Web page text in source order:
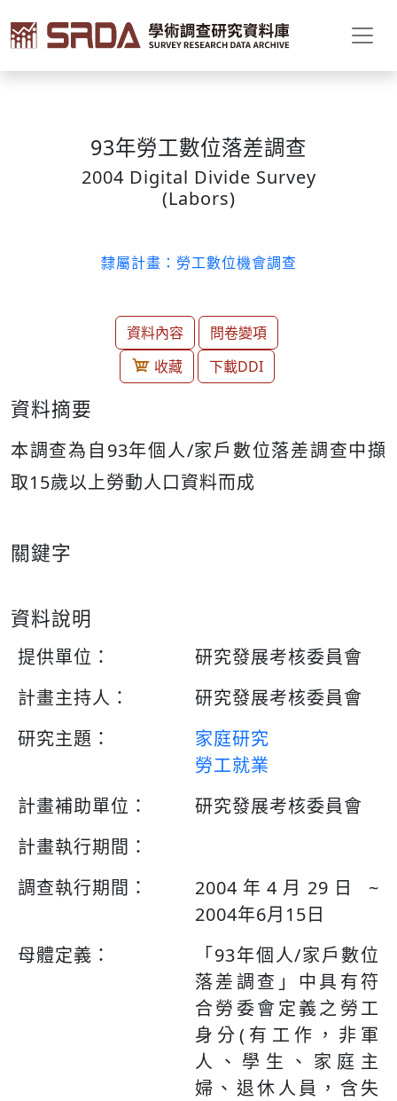
93年勞工數位落差調查
2004 Digital Divide Survey
(Labors)
隸屬計畫：勞工數位機會調查
資料內容
問卷變項
收藏
下載DDI
資料摘要
本調查為自93年個人/家戶數位落差調查中擷
取15歲以上勞動人口資料而成
關鍵字
資料說明
提供單位：
研究發展考核委員會
計畫主持人：
研究發展考核委員會
研究主題：
家庭研究
勞工就業
計畫補助單位：
研究發展考核委員會
計畫執行期間：
調查執行期間：
2004年4月29日 ~
2004年6月15日
母體定義：
「93年個人/家戶數位
落差調查」中具有符
合勞委會定義之勞工
身分(有工作，非軍
人、學生、家庭主
婦、退休人員，含失